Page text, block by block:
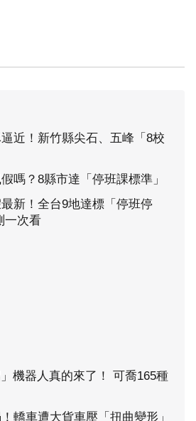
近！新竹縣尖石、五峰「8校
嗎？8縣市達「停班課標準」
新！全台9地達標「停班停
一次看
機器人真的來了！ 可喬165種
轎車遭大貨車壓「扭曲變形」